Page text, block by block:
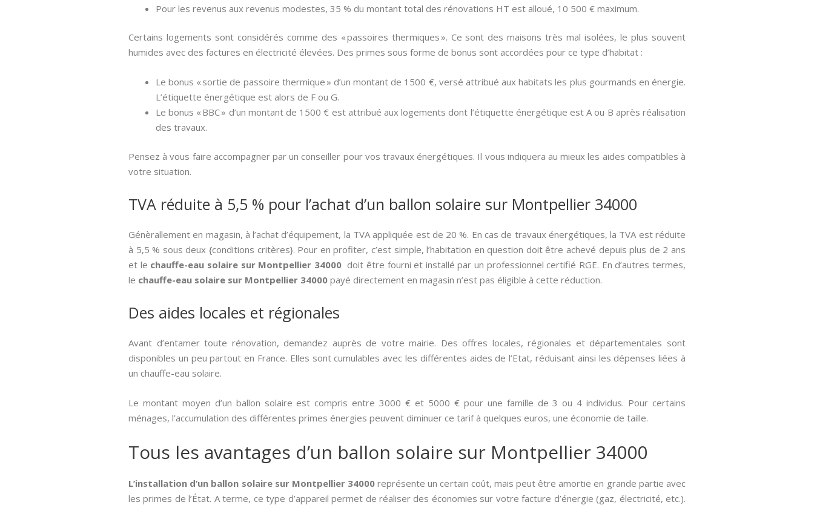
Pour les revenus aux revenus modestes, 35 % du montant total des rénovations HT est alloué, 10 500 € maximum.
Certains logements sont considérés comme des « passoires thermiques ». Ce sont des maisons très mal isolées, le plus souvent
humides avec des factures en électricité élevées. Des primes sous forme de bonus sont accordées pour ce type d’habitat :
Le bonus « sortie de passoire thermique » d’un montant de 1500 €, versé attribué aux habitats les plus gourmands en énergie.
L’étiquette énergétique est alors de F ou G.
Le bonus « BBC » d’un montant de 1500 € est attribué aux logements dont l’étiquette énergétique est A ou B après réalisation
des travaux.
Pensez à vous faire accompagner par un conseiller pour vos travaux énergétiques. Il vous indiquera au mieux les aides compatibles à
votre situation.
TVA réduite à 5,5 % pour l’achat d’un ballon solaire sur Montpellier 34000
Génèrallement en magasin, à l’achat d’équipement, la TVA appliquée est de 20 %. En cas de travaux énergétiques, la TVA est réduite
à 5,5 % sous deux {conditions critères}. Pour en profiter, c’est simple, l’habitation en question doit être achevé depuis plus de 2 ans
et le chauffe-eau solaire sur Montpellier 34000doit être fourni et installé par un professionnel certifié RGE. En d’autres termes,
le chauffe-eau solaire sur Montpellier 34000 payé directement en magasin n’est pas éligible à cette réduction.
Des aides locales et régionales
Avant d’entamer toute rénovation, demandez auprès de votre mairie. Des offres locales, régionales et départementales sont
disponibles un peu partout en France. Elles sont cumulables avec les différentes aides de l’Etat, réduisant ainsi les dépenses liées à
un chauffe-eau solaire.
Le montant moyen d’un ballon solaire est compris entre 3000 € et 5000 € pour une famille de 3 ou 4 individus. Pour certains
ménages, l’accumulation des différentes primes énergies peuvent diminuer ce tarif à quelques euros, une économie de taille.
Tous les avantages d’un ballon solaire sur Montpellier 34000
L’installation d’un ballon solaire sur Montpellier 34000 représente un certain coût, mais peut être amortie en grande partie avec
les primes de l’État. A terme, ce type d’appareil permet de réaliser des économies sur votre facture d’énergie (gaz, électricité, etc.).